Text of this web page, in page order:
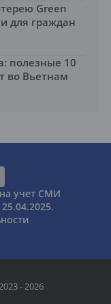
Green
для граждан
полезные 10
во Вьетнам
учет СМИ
- 2026